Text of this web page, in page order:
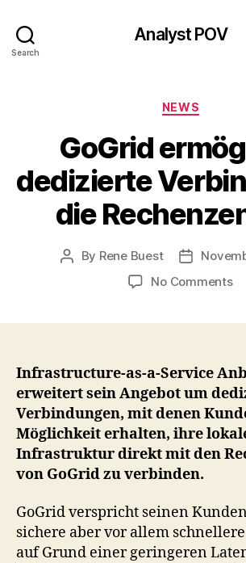
Search
Analyst POV
Categories
NEWS
GoGrid
dedizierte
die
Post
By Rene Buest
Post
No Commentson
in
Infrastructure-as-a-Service
erweitert sein Angebot um
Verbindungen, mit denen
Möglichkeit erhalten, ihre
Infrastruktur direkt mit den
von GoGrid zu verbinden.
GoGrid verspricht seinen
sichere aber vor allem
auf Grund einer geringeren